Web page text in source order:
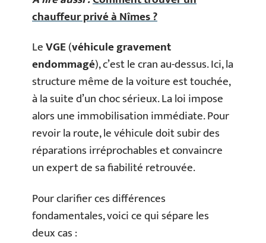
chauffeur privé à Nîmes ?
LeVGE(véhicule gravement
endommagé), c’est le cran au-dessus. Ici, la
structure même de la voiture est touchée,
à la suite d’un choc sérieux. La loi impose
alors une immobilisation immédiate. Pour
revoir la route, le véhicule doit subir des
réparations irréprochables et convaincre
un expert de sa fiabilité retrouvée.
Pour clarifier ces différences
fondamentales, voici ce qui sépare les
deux cas :